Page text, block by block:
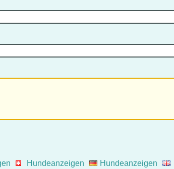
Hundeanzeigen Hundeanzeigen